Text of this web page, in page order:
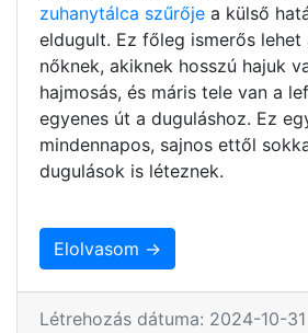
zuhanytálca szűrője a külső
eldugult. Ez főleg ismerős lehet
nőknek, akiknek hosszú hajuk
hajmosás, és máris tele van a
egyenes út a duguláshoz. Ez
mindennapos, sajnos ettől
dugulások is léteznek.
Elolvasom →
Létrehozás dátuma: 2024-10-31